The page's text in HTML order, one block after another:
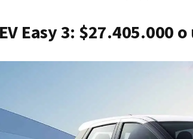
Easy 3: $27.405.000